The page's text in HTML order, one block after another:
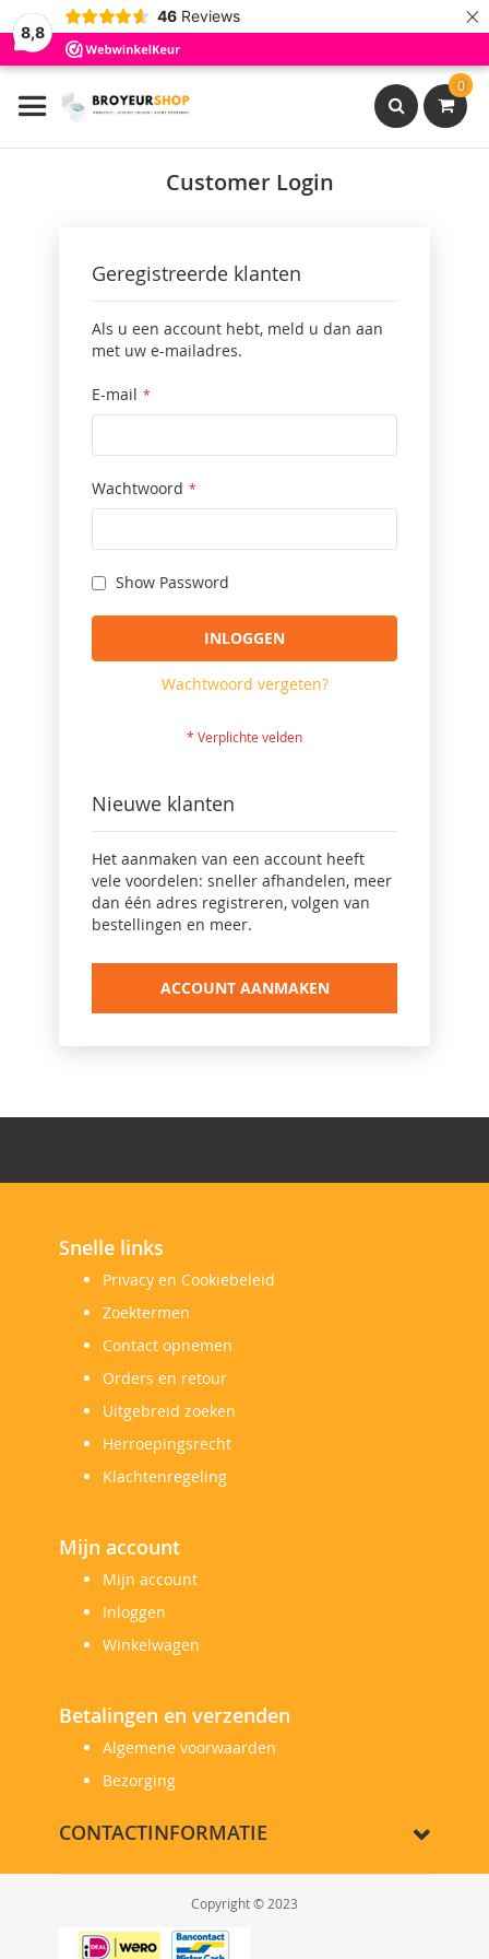
8,8
46 Reviews ×
Ga
naar
de
0
Search
Customer Login
Geregistreerde klanten
Als u een account hebt, meld u dan aan
met uw e-mailadres.
E-mail
Wachtwoord
Show Password
INLOGGEN
Wachtwoord vergeten?
Nieuwe klanten
Het aanmaken van een account heeft
vele voordelen: sneller afhandelen, meer
dan één adres registreren, volgen van
bestellingen en meer.
ACCOUNT AANMAKEN
Snelle links
Privacy en Cookiebeleid
Zoektermen
Contact opnemen
Orders en retour
Uitgebreid zoeken
Herroepingsrecht
Klachtenregeling
Mijn account
Mijn account
Inloggen
Winkelwagen
Betalingen en verzenden
Algemene voorwaarden
Bezorging
CONTACTINFORMATIE
Copyright © 2023